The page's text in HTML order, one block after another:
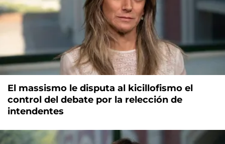
El massismo le disputa al kicillofismo el
control del debate por la relección de
intendentes